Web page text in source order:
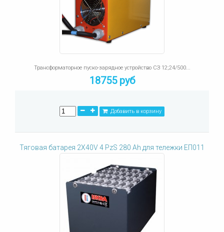
Трансформаторное пуско-зарядное устройство СЗ 12;24/500...
18755 руб
Добавить в корзину
Тяговая батарея 2X40V 4 PzS 280 Ah для тележки ЕП011